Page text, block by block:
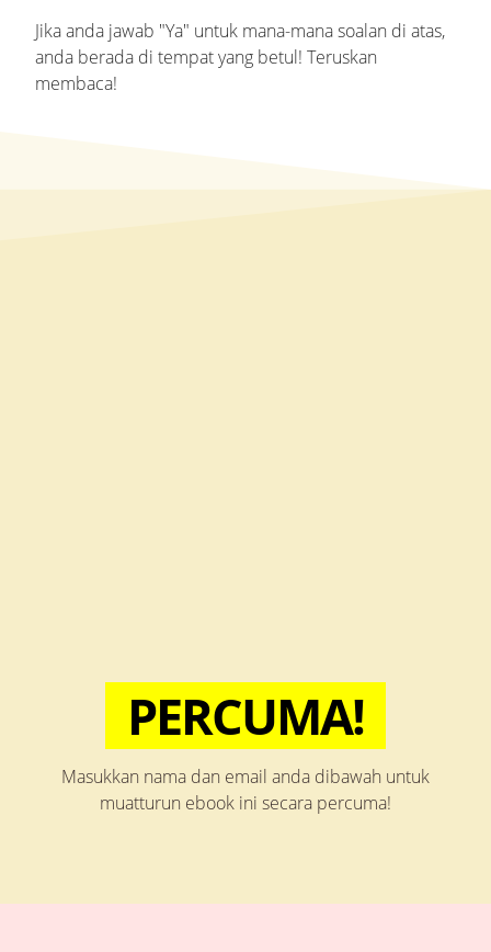
Jika anda jawab "Ya" untuk mana-mana soalan di atas,
anda berada di tempat yang betul! Teruskan
membaca!
PERCUMA!
Masukkan nama dan email anda dibawah untuk
muatturun ebook ini secara percuma!